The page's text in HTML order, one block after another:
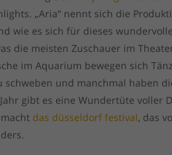
„Aria“ nennt sich die
wie es sich für dieses
die meisten Zuschauer im
im Aquarium bewegen sich
und manchmal haben
gibt es eine Wundertüte voller
das düsseldorf festival, das